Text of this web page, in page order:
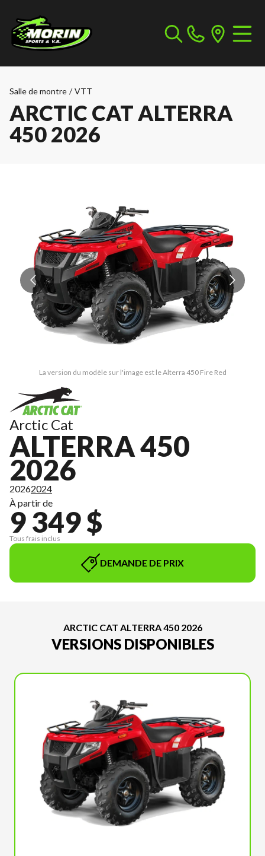
Salle de montre / VTT
ARCTIC CAT ALTERRA
450 2026
La version du modèle sur l'image est le Alterra 450 Fire Red
Arctic Cat
ALTERRA 450
2026
20262024
À partir de
9 349 $
Tous frais inclus
DEMANDE DE PRIX
ARCTIC CAT ALTERRA 450 2026
VERSIONS DISPONIBLES